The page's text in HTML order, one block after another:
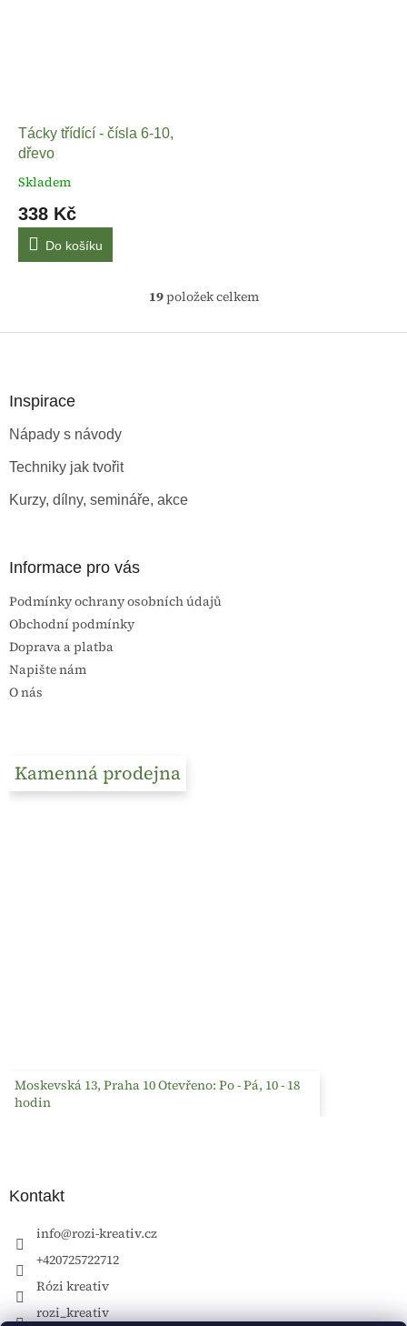
Tácky třídící - čísla 6-10,
dřevo
Skladem
338 Kč
Do košíku
O
l
s
u
19položek celkem
Inspirace
Nápady s návody
Techniky jak tvořit
Kurzy, dílny, semináře, akce
Informace pro vás
Podmínky ochrany osobních údajů
Obchodní podmínky
Doprava a platba
Napište nám
O nás
Kamenná prodejna
Moskevská 13, Praha 10 Otevřeno: Po - Pá, 10 - 18
hodin
Kontakt
info@rozi-kreativ.cz
+420725722712
Rózi kreativ
rozi_kreativ